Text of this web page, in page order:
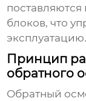
блоков, что
эксплуатацию.
Принцип
обратного
Обратный